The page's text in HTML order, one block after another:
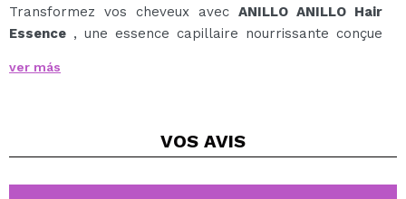
Transformez vos cheveux avec ANILLO ANILLO Hair
Essence , une essence capillaire nourrissante conçue
abîmés.
réduire les frisottis, à prévenir la casse et à améliorer
En plus de son action réparatrice, ce soin se distingue
ver más
VOS AVIS